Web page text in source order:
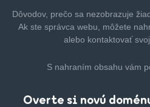
Dôvodov, prečo sa nezobrazuje
Ak ste správca webu, môžete
alebo kontaktovať
S nahraním obsahu vám
Overte si novú